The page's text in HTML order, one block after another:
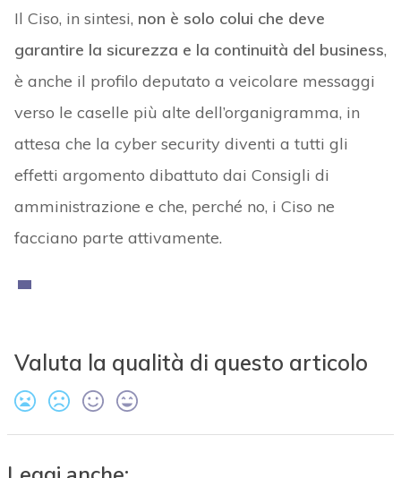
Il Ciso, in sintesi, non è solo colui che deve
garantire la sicurezza e la continuità del business,
è anche il profilo deputato a veicolare messaggi
verso le caselle più alte dell’organigramma, in
attesa che la cyber security diventi a tutti gli
effetti argomento dibattuto dai Consigli di
amministrazione e che, perché no, i Ciso ne
facciano parte attivamente.
Valuta la qualità di questo articolo